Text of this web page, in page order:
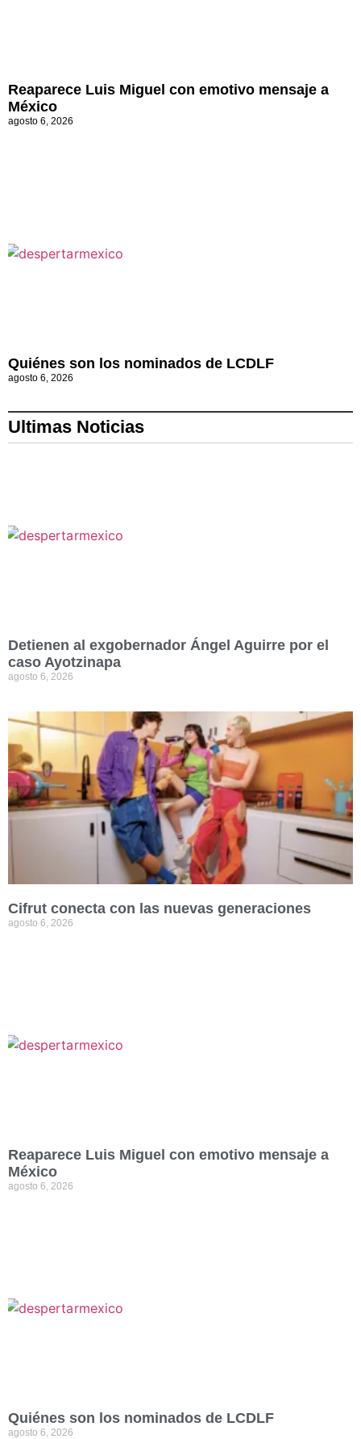
Reaparece Luis Miguel con emotivo mensaje a
México
agosto 6, 2026
Quiénes son los nominados de LCDLF
agosto 6, 2026
Ultimas Noticias
Detienen al exgobernador Ángel Aguirre por el
caso Ayotzinapa
agosto 6, 2026
Cifrut conecta con las nuevas generaciones
agosto 6, 2026
Reaparece Luis Miguel con emotivo mensaje a
México
agosto 6, 2026
Quiénes son los nominados de LCDLF
agosto 6, 2026